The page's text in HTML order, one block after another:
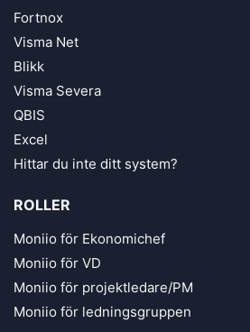
Fortnox
Visma Net
Blikk
Visma Severa
QBIS
Excel
Hittar du inte ditt system?
ROLLER
Moniio för Ekonomichef
Moniio för VD
Moniio för projektledare/PM
Moniio för ledningsgruppen